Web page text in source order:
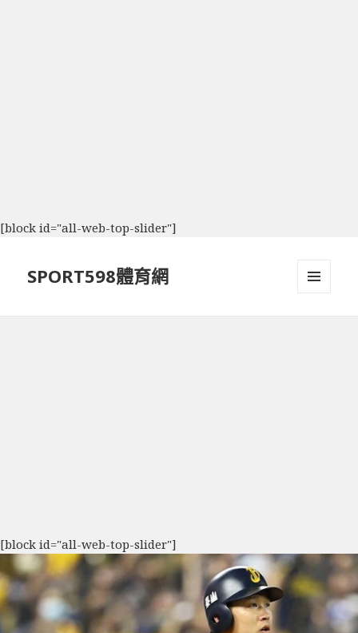
[block id="all-web-top-slider"]
SPORT598體育網
[block id="all-web-top-slider"]